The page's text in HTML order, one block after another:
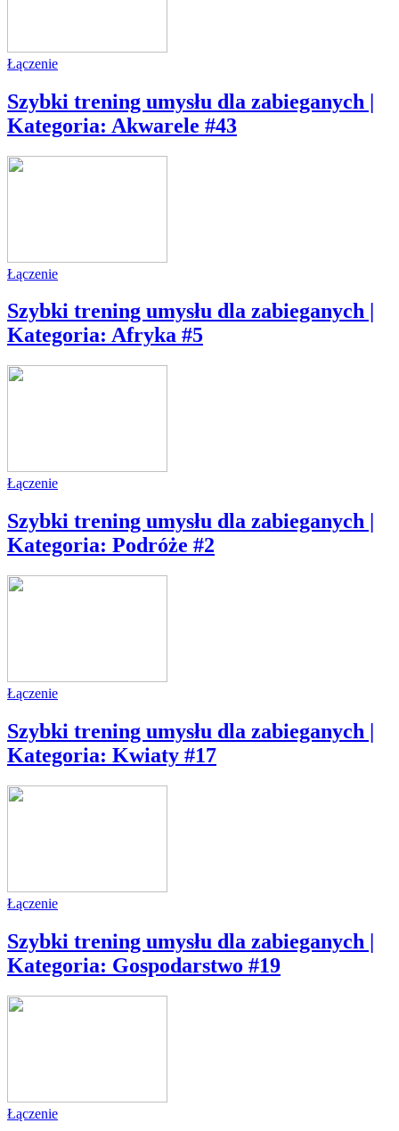
Łączenie
Szybki trening umysłu dla zabieganych |
Kategoria: Akwarele #43
Łączenie
Szybki trening umysłu dla zabieganych |
Kategoria: Afryka #5
Łączenie
Szybki trening umysłu dla zabieganych |
Kategoria: Podróże #2
Łączenie
Szybki trening umysłu dla zabieganych |
Kategoria: Kwiaty #17
Łączenie
Szybki trening umysłu dla zabieganych |
Kategoria: Gospodarstwo #19
Łączenie